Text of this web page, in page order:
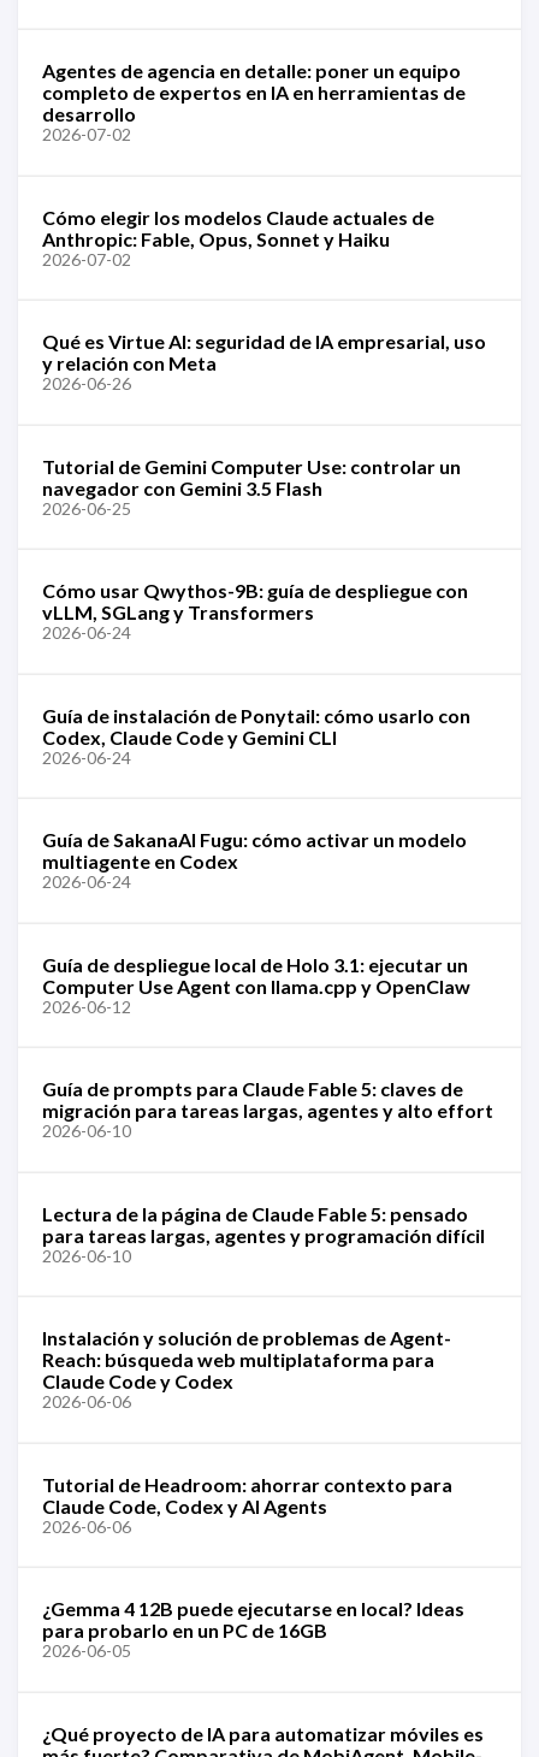
Agentes de agencia en detalle: poner un equipo
completo de expertos en IA en herramientas de
desarrollo
2026-07-02
Cómo elegir los modelos Claude actuales de
Anthropic: Fable, Opus, Sonnet y Haiku
2026-07-02
Qué es Virtue AI: seguridad de IA empresarial, uso
y relación con Meta
2026-06-26
Tutorial de Gemini Computer Use: controlar un
navegador con Gemini 3.5 Flash
2026-06-25
Cómo usar Qwythos-9B: guía de despliegue con
vLLM, SGLang y Transformers
2026-06-24
Guía de instalación de Ponytail: cómo usarlo con
Codex, Claude Code y Gemini CLI
2026-06-24
Guía de SakanaAI Fugu: cómo activar un modelo
multiagente en Codex
2026-06-24
Guía de despliegue local de Holo 3.1: ejecutar un
Computer Use Agent con llama.cpp y OpenClaw
2026-06-12
Guía de prompts para Claude Fable 5: claves de
migración para tareas largas, agentes y alto effort
2026-06-10
Lectura de la página de Claude Fable 5: pensado
para tareas largas, agentes y programación difícil
2026-06-10
Instalación y solución de problemas de Agent-
Reach: búsqueda web multiplataforma para
Claude Code y Codex
2026-06-06
Tutorial de Headroom: ahorrar contexto para
Claude Code, Codex y AI Agents
2026-06-06
¿Gemma 4 12B puede ejecutarse en local? Ideas
para probarlo en un PC de 16GB
2026-06-05
¿Qué proyecto de IA para automatizar móviles es